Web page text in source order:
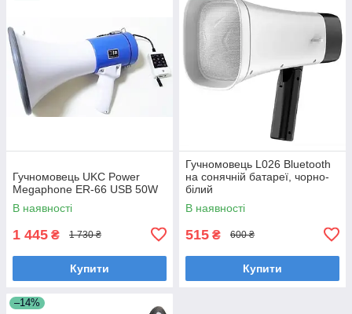
Гучномовець UKC Power
Megaphone ER-66 USB 50W
В наявності
1 445 ₴ 1 730 ₴
Купити
Гучномовець L026 Bluetooth
на сонячній батареї, чорно-
білий
В наявності
515 ₴ 600 ₴
Купити
–14%